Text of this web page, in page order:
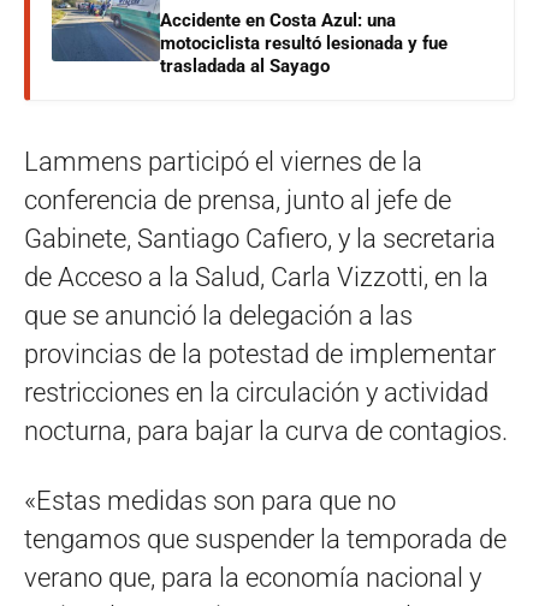
Accidente en Costa Azul: una
motociclista resultó lesionada y fue
trasladada al Sayago
Lammens participó el viernes de la
conferencia de prensa, junto al jefe de
Gabinete, Santiago Cafiero, y la secretaria
de Acceso a la Salud, Carla Vizzotti, en la
que se anunció la delegación a las
provincias de la potestad de implementar
restricciones en la circulación y actividad
nocturna, para bajar la curva de contagios.
«Estas medidas son para que no
tengamos que suspender la temporada de
verano que, para la economía nacional y